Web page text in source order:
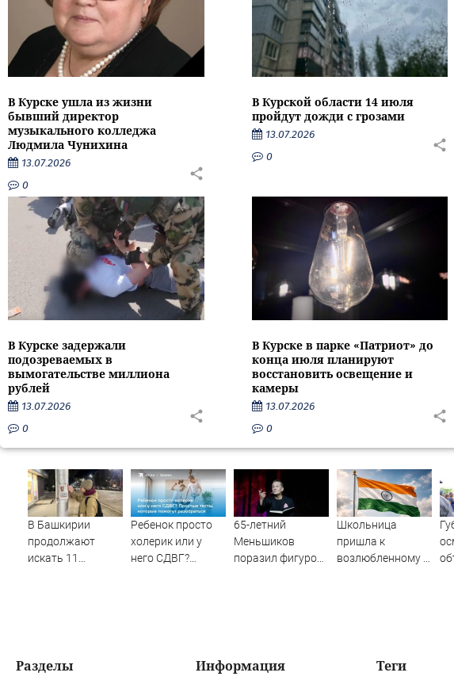
В Курске ушла из жизни
бывший директор
музыкального колледжа
Людмила Чунихина
13.07.2026
0
В Курской области 14 июля
пройдут дожди с грозами
13.07.2026
0
В Курске задержали
подозреваемых в
вымогательстве миллиона
рублей
13.07.2026
0
В Курске в парке «Патриот» до
конца июля планируют
восстановить освещение и
камеры
13.07.2026
0
В Башкирии
продолжают
искать 11
Ребенок просто
холерик или у
него СДВГ?
65-летний
Меньшиков
поразил фигурой
Школьница
пришла к
возлюбленному в
Теги
Разделы Информация